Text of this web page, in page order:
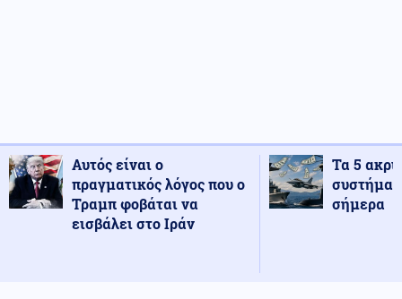
Αυτός είναι ο
πραγματικός λόγος που ο
Τραμπ φοβάται να
εισβάλει στο Ιράν
Τα 5
σήμερα